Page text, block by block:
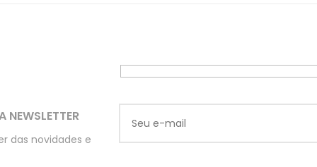
NEWSLETTER
das novidades e